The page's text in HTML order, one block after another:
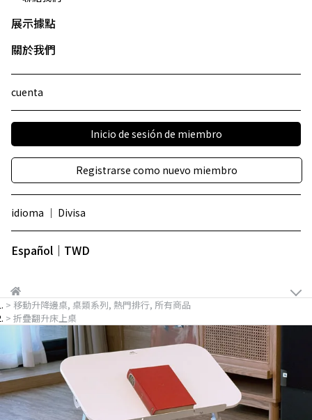
展示據點
關於我們
cuenta
Inicio de sesión de miembro
Registrarse como nuevo miembro
idioma ｜ Divisa
Español｜TWD
移動升降邊桌, 桌類系列, 熱門排行, 所有商品
折疊翻升床上桌